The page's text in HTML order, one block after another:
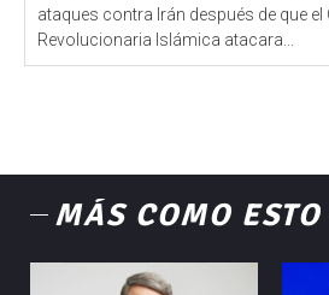
ataques contra Irán después de que el
Revolucionaria Islámica atacara...
MÁS COMO ESTO